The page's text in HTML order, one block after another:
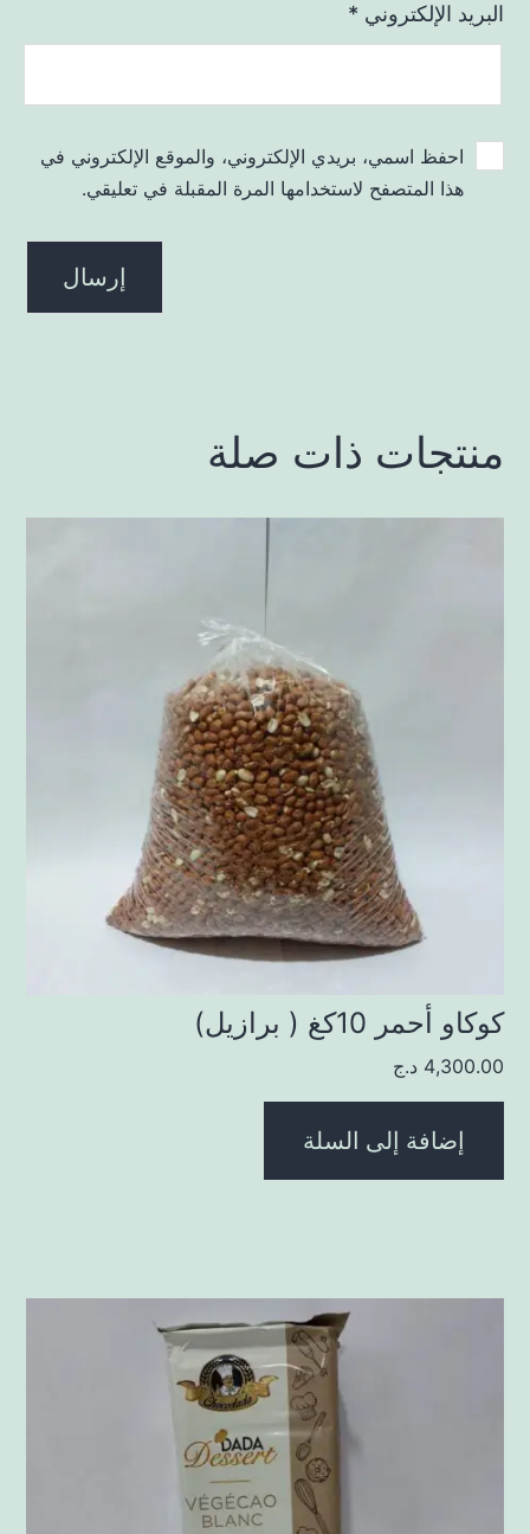
البريد الإلكتروني *
احفظ اسمي، بريدي الإلكتروني، والموقع الإلكتروني في
هذا المتصفح لاستخدامها المرة المقبلة في تعليقي.
منتجات ذات صلة
كوكاو أحمر 10كغ ( برازيل)
4,300.00 د.ج
إضافة إلى السلة